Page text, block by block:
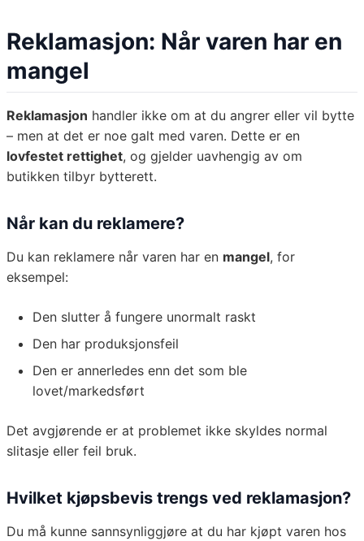
Reklamasjon: Når varen har en
mangel
Reklamasjon handler ikke om at du angrer eller vil bytte
– men at det er noe galt med varen. Dette er en
lovfestet rettighet, og gjelder uavhengig av om
butikken tilbyr bytterett.
Når kan du reklamere?
Du kan reklamere når varen har en mangel, for
eksempel:
Den slutter å fungere unormalt raskt
Den har produksjonsfeil
Den er annerledes enn det som ble
lovet/markedsført
Det avgjørende er at problemet ikke skyldes normal
slitasje eller feil bruk.
Hvilket kjøpsbevis trengs ved reklamasjon?
Du må kunne sannsynliggjøre at du har kjøpt varen hos